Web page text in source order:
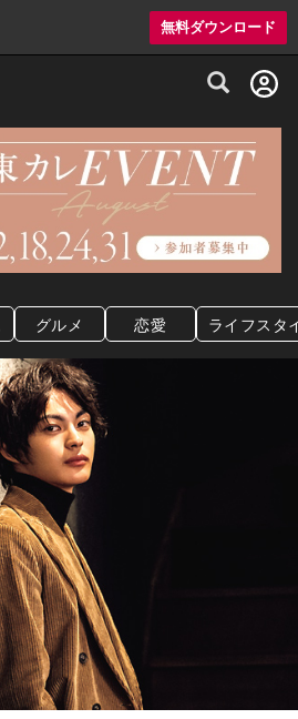
無料ダウンロード
グルメ情報・プレミアムレストラン予約
グルメ 恋愛 ライフスタ